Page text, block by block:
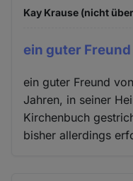
Kay Krause (nicht
ein guter
ein guter Freund
Jahren, in seiner
Kirchenbuch
bisher allerdings